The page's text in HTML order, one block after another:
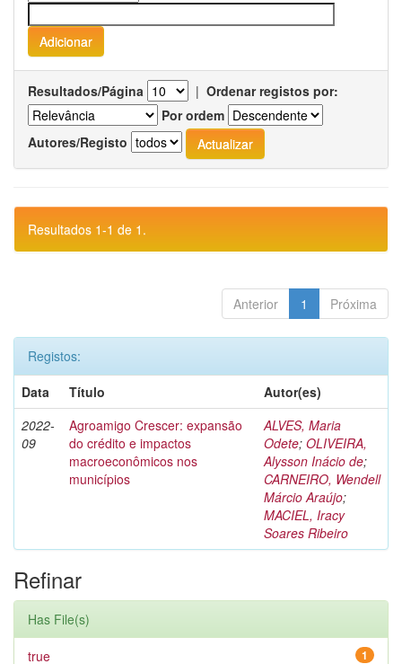
Resultados/Página | Ordenar registos por:
Por ordem
Autores/Registo
Resultados 1-1 de 1.
Anterior 1 Próxima
Registos:
Data
Título
Autor(es)
2022-
09
Agroamigo Crescer: expansão
do crédito e impactos
macroeconômicos nos
municípios
ALVES, Maria
Odete; OLIVEIRA,
Alysson Inácio de;
CARNEIRO, Wendell
Márcio Araújo;
MACIEL, Iracy
Soares Ribeiro
Refinar
Has File(s)
1
true